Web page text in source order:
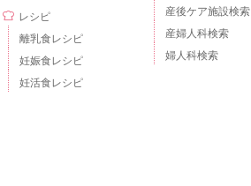
レシピ
離乳食レシピ
妊娠食レシピ
妊活食レシピ
産後ケア施設検索
産婦人科検索
婦人科検索